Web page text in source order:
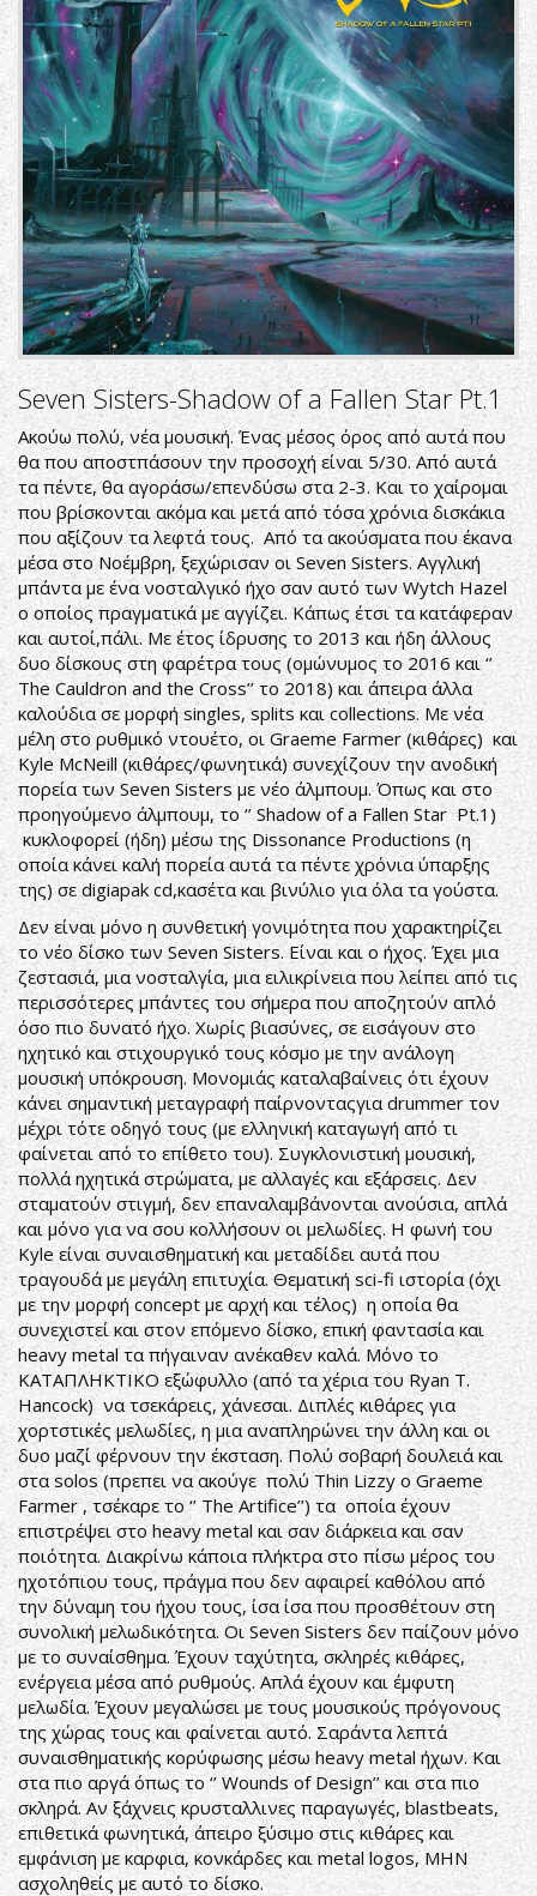
Seven Sisters-Shadow of a Fallen Star Pt.1
Ακούω πολύ, νέα μουσική. Ένας μέσος όρος από αυτά που
θα που αποστπάσουν την προσοχή είναι 5/30. Από αυτά
τα πέντε, θα αγοράσω/επενδύσω στα 2-3. Και το χαίρομαι
που βρίσκονται ακόμα και μετά από τόσα χρόνια δισκάκια
που αξίζουν τα λεφτά τους. Από τα ακούσματα που έκανα
μέσα στο Νοέμβρη, ξεχώρισαν οι Seven Sisters. Αγγλική
μπάντα με ένα νοσταλγικό ήχο σαν αυτό των Wytch Hazel
ο οποίος πραγματικά με αγγίζει. Κάπως έτσι τα κατάφεραν
και αυτοί,πάλι. Με έτος ίδρυσης το 2013 και ήδη άλλους
δυο δίσκους στη φαρέτρα τους (ομώνυμος το 2016 και ‘’
The Cauldron and the Cross’’ το 2018) και άπειρα άλλα
καλούδια σε μορφή singles, splits και collections. Με νέα
μέλη στο ρυθμικό ντουέτο, οι Graeme Farmer (κιθάρες) και
Kyle McNeill (κιθάρες/φωνητικά) συνεχίζουν την ανοδική
πορεία των Seven Sisters με νέο άλμπουμ. Όπως και στο
προηγούμενο άλμπουμ, το ‘’ Shadow of a Fallen Star Pt.1)
κυκλοφορεί (ήδη) μέσω της Dissonance Productions (η
οποία κάνει καλή πορεία αυτά τα πέντε χρόνια ύπαρξης
της) σε digiapak cd,κασέτα και βινύλιο για όλα τα γούστα.
Δεν είναι μόνο η συνθετική γονιμότητα που χαρακτηρίζει
το νέο δίσκο των Seven Sisters. Είναι και ο ήχος. Έχει μια
ζεστασιά, μια νοσταλγία, μια ειλικρίνεια που λείπει από τις
περισσότερες μπάντες του σήμερα που αποζητούν απλό
όσο πιο δυνατό ήχο. Χωρίς βιασύνες, σε εισάγουν στο
ηχητικό και στιχουργικό τους κόσμο με την ανάλογη
μουσική υπόκρουση. Μονομιάς καταλαβαίνεις ότι έχουν
κάνει σημαντική μεταγραφή παίρνονταςγια drummer τον
μέχρι τότε οδηγό τους (με ελληνική καταγωγή από τι
φαίνεται από το επίθετο του). Συγκλονιστική μουσική,
πολλά ηχητικά στρώματα, με αλλαγές και εξάρσεις. Δεν
σταματούν στιγμή, δεν επαναλαμβάνονται ανούσια, απλά
και μόνο για να σου κολλήσουν οι μελωδίες. Η φωνή του
Kyle είναι συναισθηματική και μεταδίδει αυτά που
τραγουδά με μεγάλη επιτυχία. Θεματική sci-fi ιστορία (όχι
με την μορφή concept με αρχή και τέλος) η οποία θα
συνεχιστεί και στον επόμενο δίσκο, επική φαντασία και
heavy metal τα πήγαιναν ανέκαθεν καλά. Μόνο το
ΚΑΤΑΠΛΗΚΤΙΚΟ εξώφυλλο (από τα χέρια του Ryan T.
Hancock) να τσεκάρεις, χάνεσαι. Διπλές κιθάρες για
χορτστικές μελωδίες, η μια αναπληρώνει την άλλη και οι
δυο μαζί φέρνουν την έκσταση. Πολύ σοβαρή δουλειά και
στα solos (πρεπει να ακούγε πολύ Thin Lizzy ο Graeme
Farmer , τσέκαρε το ‘’ The Artifice’’) τα οποία έχουν
επιστρέψει στο heavy metal και σαν διάρκεια και σαν
ποιότητα. Διακρίνω κάποια πλήκτρα στο πίσω μέρος του
ηχοτόπιου τους, πράγμα που δεν αφαιρεί καθόλου από
την δύναμη του ήχου τους, ίσα ίσα που προσθέτουν στη
συνολική μελωδικότητα. Οι Seven Sisters δεν παίζουν μόνο
με το συναίσθημα. Έχουν ταχύτητα, σκληρές κιθάρες,
ενέργεια μέσα από ρυθμούς. Απλά έχουν και έμφυτη
μελωδία. Έχουν μεγαλώσει με τους μουσικούς πρόγονους
της χώρας τους και φαίνεται αυτό. Σαράντα λεπτά
συναισθηματικής κορύφωσης μέσω heavy metal ήχων. Και
στα πιο αργά όπως το ‘’ Wounds of Design’’ και στα πιο
σκληρά. Αν ξάχνεις κρυσταλλινες παραγωγές, blastbeats,
επιθετικά φωνητικά, άπειρο ξύσιμο στις κιθάρες και
εμφάνιση με καρφια, κονκάρδες και metal logos, ΜΗΝ
ασχοληθείς με αυτό το δίσκο.